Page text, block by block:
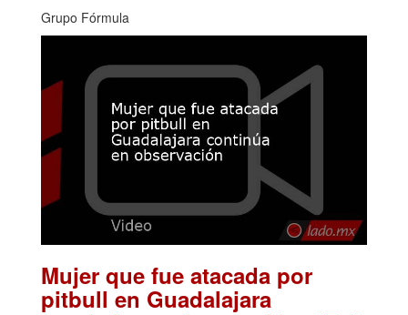
Grupo Fórmula
Mujer que fue atacada por
pitbull en Guadalajara